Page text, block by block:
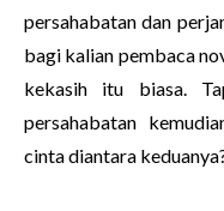
persahabatan dan
bagi kalian pembaca
kekasih itu biasa.
persahabatan
cinta diantara